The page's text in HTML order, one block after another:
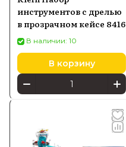
инструментов с дрелью
в прозрачном кейсе 8416
В наличии: 10
В корзину